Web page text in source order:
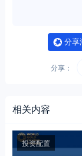
分享
分享：
相关内容
投资配置